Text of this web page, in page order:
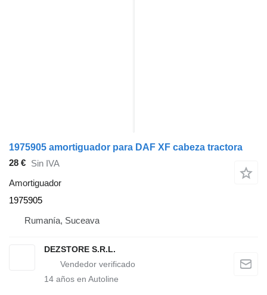
1975905 amortiguador para DAF XF cabeza tractora
28 € Sin IVA
Amortiguador
1975905
Rumanía, Suceava
DEZSTORE S.R.L.
14 años en Autoline